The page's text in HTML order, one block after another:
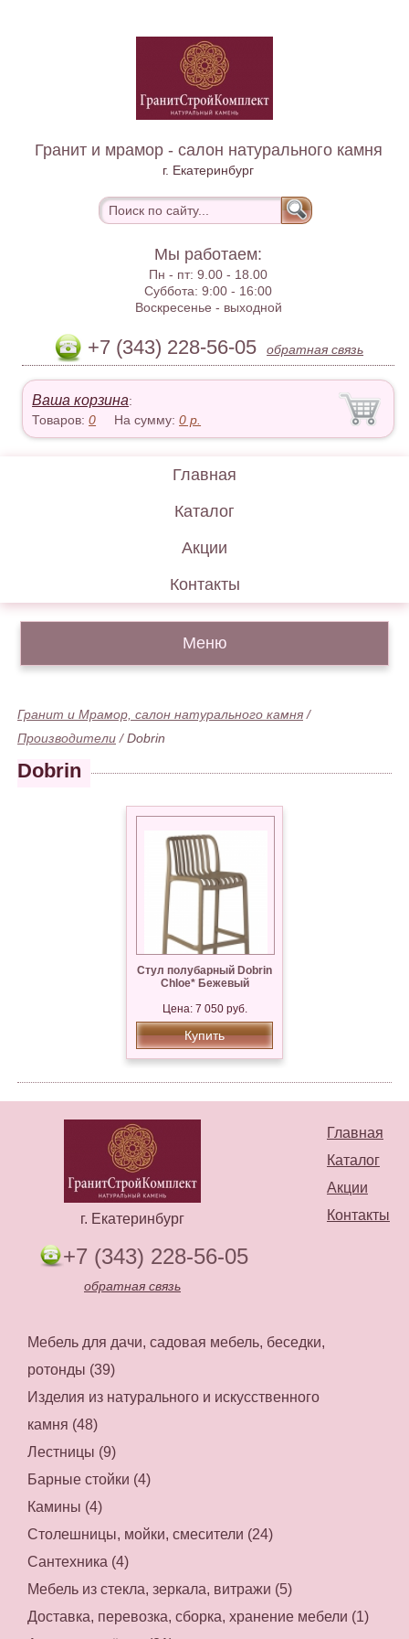
Гранит и мрамор - салон натурального камня
г. Екатеринбург
Мы работаем:
Пн - пт:9.00 - 18.00
Суббота:9:00 - 16:00
Воскресенье - выходной
+7 (343) 228-56-05 обратная связь
Ваша корзина:
Товаров:0 На сумму:0 р.
Главная
Каталог
Акции
Контакты
Меню
Гранит и Мрамор, салон натурального камня /
Производители /Dobrin
Dobrin
Стул полубарный Dobrin
Chloe* Бежевый
Цена: 7 050 руб.
Купить
Главная
Каталог
Акции
Контакты
г. Екатеринбург
+7 (343) 228-56-05
обратная связь
Мебель для дачи, садовая мебель, беседки,
ротонды (39)
Изделия из натурального и искусственного
камня (48)
Лестницы (9)
Барные стойки (4)
Камины (4)
Столешницы, мойки, смесители (24)
Сантехника (4)
Мебель из стекла, зеркала, витражи (5)
Доставка, перевозка, сборка, хранение мебели (1)